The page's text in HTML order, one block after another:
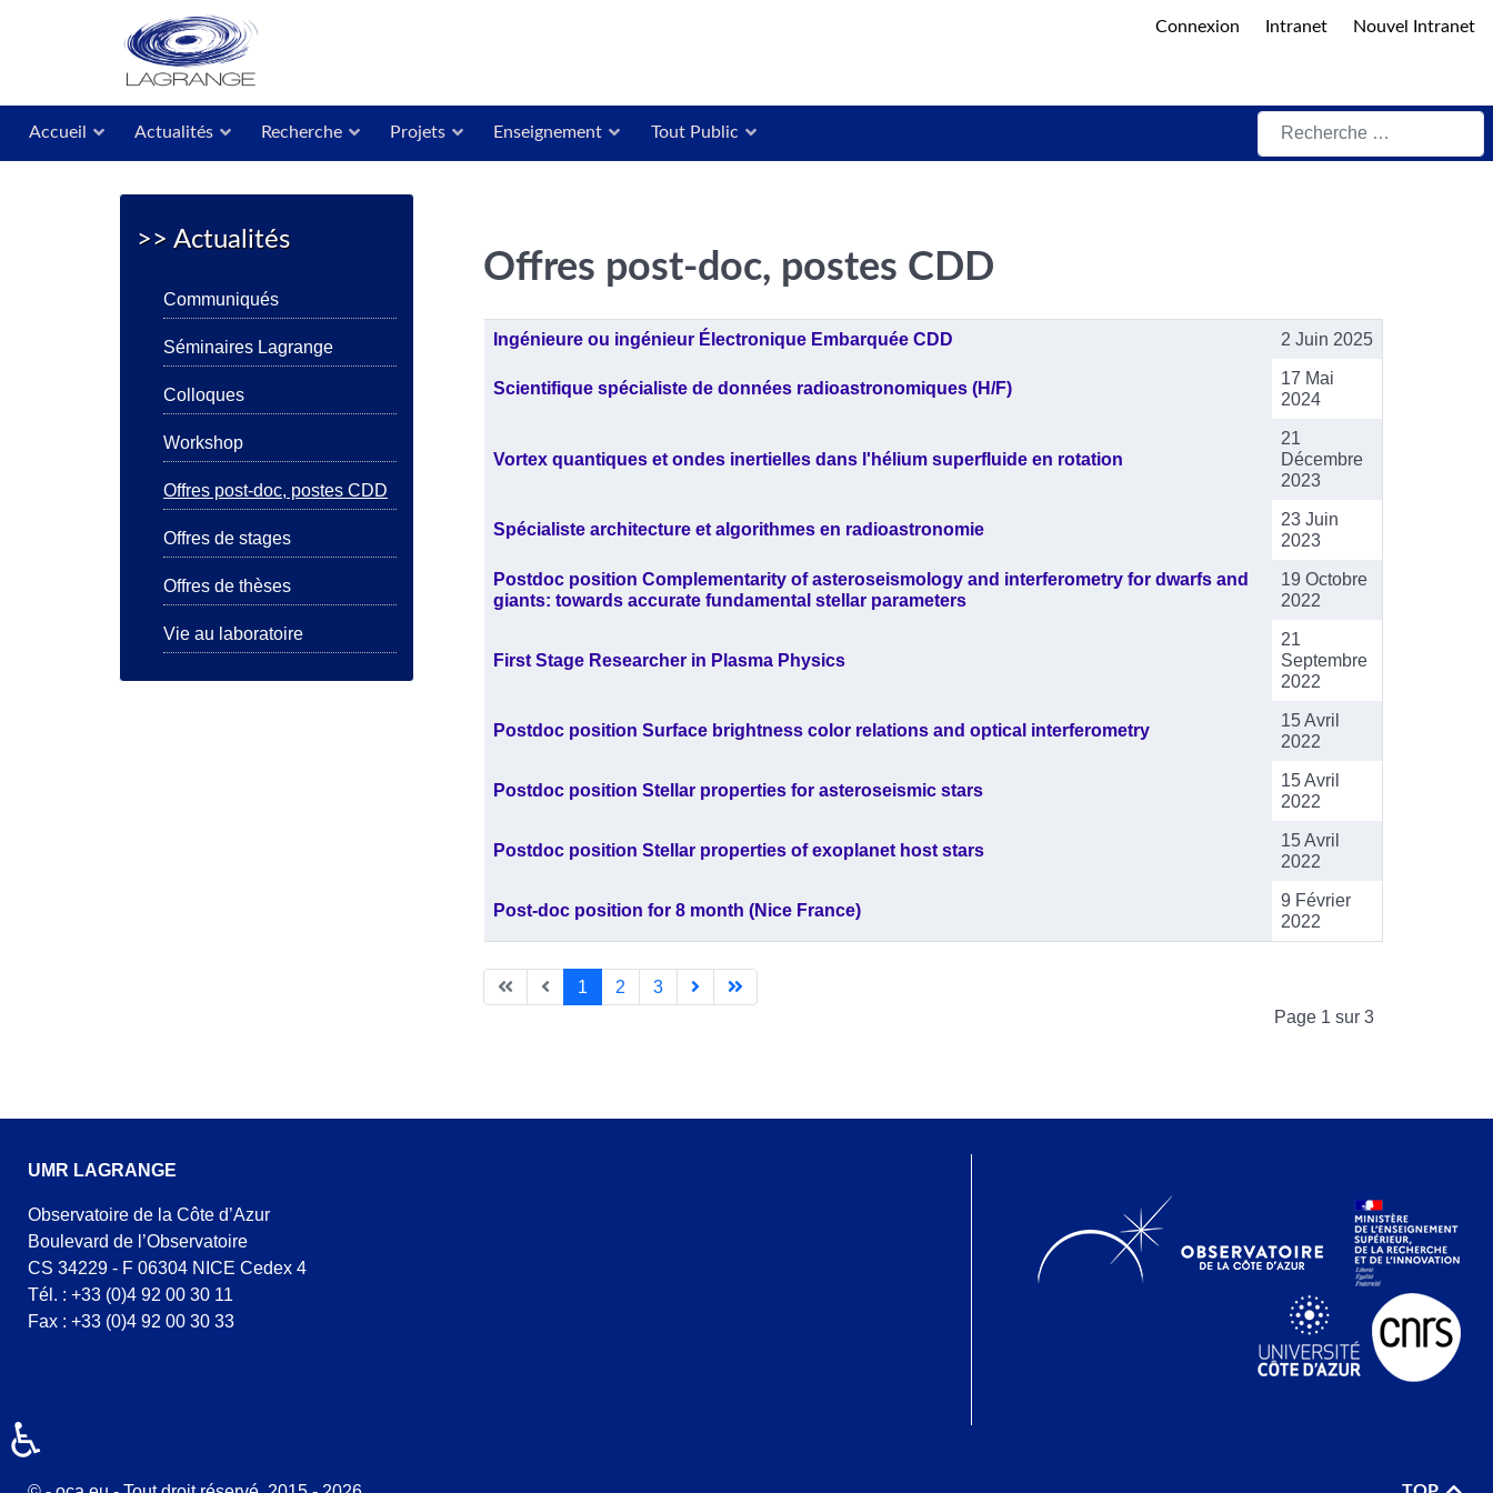
Connexion Intranet Nouvel Intranet
Accueil Actualités Recherche Projets Enseignement Tout Public
Rechercher
>> Actualités
Communiqués
Séminaires Lagrange
Colloques
Workshop
Offres post-doc, postes CDD
Offres de stages
Offres de thèses
Vie au laboratoire
Offres post-doc, postes CDD
Articles
Titre Date de publication
Ingénieure ou ingénieur Électronique Embarquée CDD 2 Juin 2025
Scientifique spécialiste de données radioastronomiques (H/F)
17 Mai
2024
Vortex quantiques et ondes inertielles dans l'hélium superfluide en rotation
21
Décembre
2023
Spécialiste architecture et algorithmes en radioastronomie
23 Juin
2023
Postdoc position Complementarity of asteroseismology and interferometry for dwarfs and
giants: towards accurate fundamental stellar parameters
19 Octobre
2022
First Stage Researcher in Plasma Physics
21
Septembre
2022
Postdoc position Surface brightness color relations and optical interferometry
15 Avril
2022
Postdoc position Stellar properties for asteroseismic stars
15 Avril
2022
Postdoc position Stellar properties of exoplanet host stars
15 Avril
2022
Post-doc position for 8 month (Nice France)
9 Février
2022
Page 1 sur 3
1 2 3
UMR LAGRANGE
Observatoire de la Côte d’Azur
Boulevard de l’Observatoire
CS 34229 - F 06304 NICE Cedex 4
Tél. : +33 (0)4 92 00 30 11
Fax : +33 (0)4 92 00 30 33